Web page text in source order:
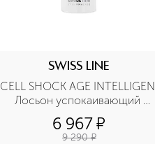
SWISS LINE
CELL SHOCK AGE INTELLIGEN
Лосьон успокаивающий
очищающий для лица
6 967¤
9 290 ¤